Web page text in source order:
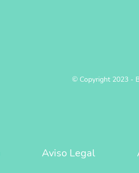
© Copyright 2023 -
Aviso Legal